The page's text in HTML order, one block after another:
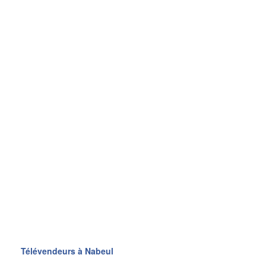
Télévendeurs à Nabeul